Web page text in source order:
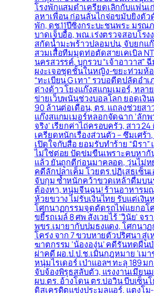
โรงพักแสมดำเครียดเลิกกับแฟนเ
ลหาเพื่อน ก่อนลั่นไกจ่อขมับยิงตัว
พัก, ดช.11ปีซิ่งกระบะชนพระ มรณ
บาดเจ็บอื้อ, พณ.เร่งตรวจสอบโรง
สกัดน้ำมะพร้าวปลอมปน, จับยกแก๊
สวมเสื้อทีมมุดท่อตัดสายเคเบิล NT
นครสวรรค์, บุกรวบ “เจ้าอาวาส”
ผงะเจอชุดชั้นในหญิง-ขยะท่วมห้อ
“ทะเบียน G เทา” รวบอดีตปลัดอำ
ต่างด้าว โยงแก๊งสแกมเมอร์, ทลา
ข่ายเว็บพนันช่วงบอลโลก ยอดเงิ
90 ล้านต่อเดือน, ตร. แถลงช่วยสา
แก๊งสแกมเมอร์หลอกจัดฉาก ‘ลัก
จริง’ เรียกค่าไถ่ครอบครัว, สาว
เครียดหนักเรื่องส่วนตัว – ซึมเศร้า,
เปิดใจกับสื่อ ยอมรับทำร้าย “มิรา
ไม่ใช่ต่อย ปัดข่มขืนเพราะคบหากั
แล้ว ยันถูกตีก่อนมาคลอด, วุ่นไม่
คดีลักปลาเค็ม โวยตร.ปฏิเสธเซ็น
จับกุม ซ้ำหนักคว้าขวดเหล้าดื่มบน
ต้องหา, หนุ่มจีนฉุน! ร้านอาหาร
ห้วยขวาง ไม่รับเงินไทย รับแต่เงิ
โศกนาฏกรรมจุดตัดรถไฟแยกอโ
ขยี้รถเมล์ 8 ศพ สังเวยไร้ ‘วินัย’ จร
พขร.เมายากับปมธงแดง, โศกนา
โคร่ง จาก 7 ขวบหายตัวปริศนา สู่เ
ฆาตกรรม ‘น้ององุ่น’ คดีรันทดผืน
ผ่าคดี ผอ.ป.ป.ช.เมินกฎหมาย ‘เม
หนุ่มไรเดอร์ เป่าแอลฯ ทะลุ 189 ม
จับจ้องพิรุธสลับตัว, แรงงานเมียน
ผบ.ตร. อ้างโดน ตร.บ่อวิน บีบเซ็น
ดิสเครดิตแข่งประมูลแอร์, แตงโ